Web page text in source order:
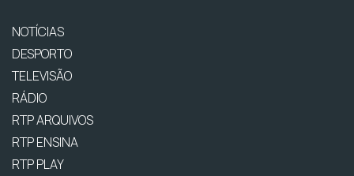
NOTÍCIAS
DESPORTO
TELEVISÃO
RÁDIO
RTP ARQUIVOS
RTP ENSINA
RTP PLAY